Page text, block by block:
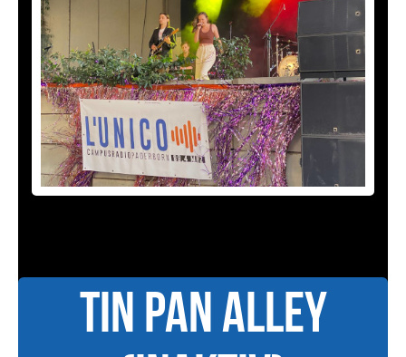
Tin Pan Alley